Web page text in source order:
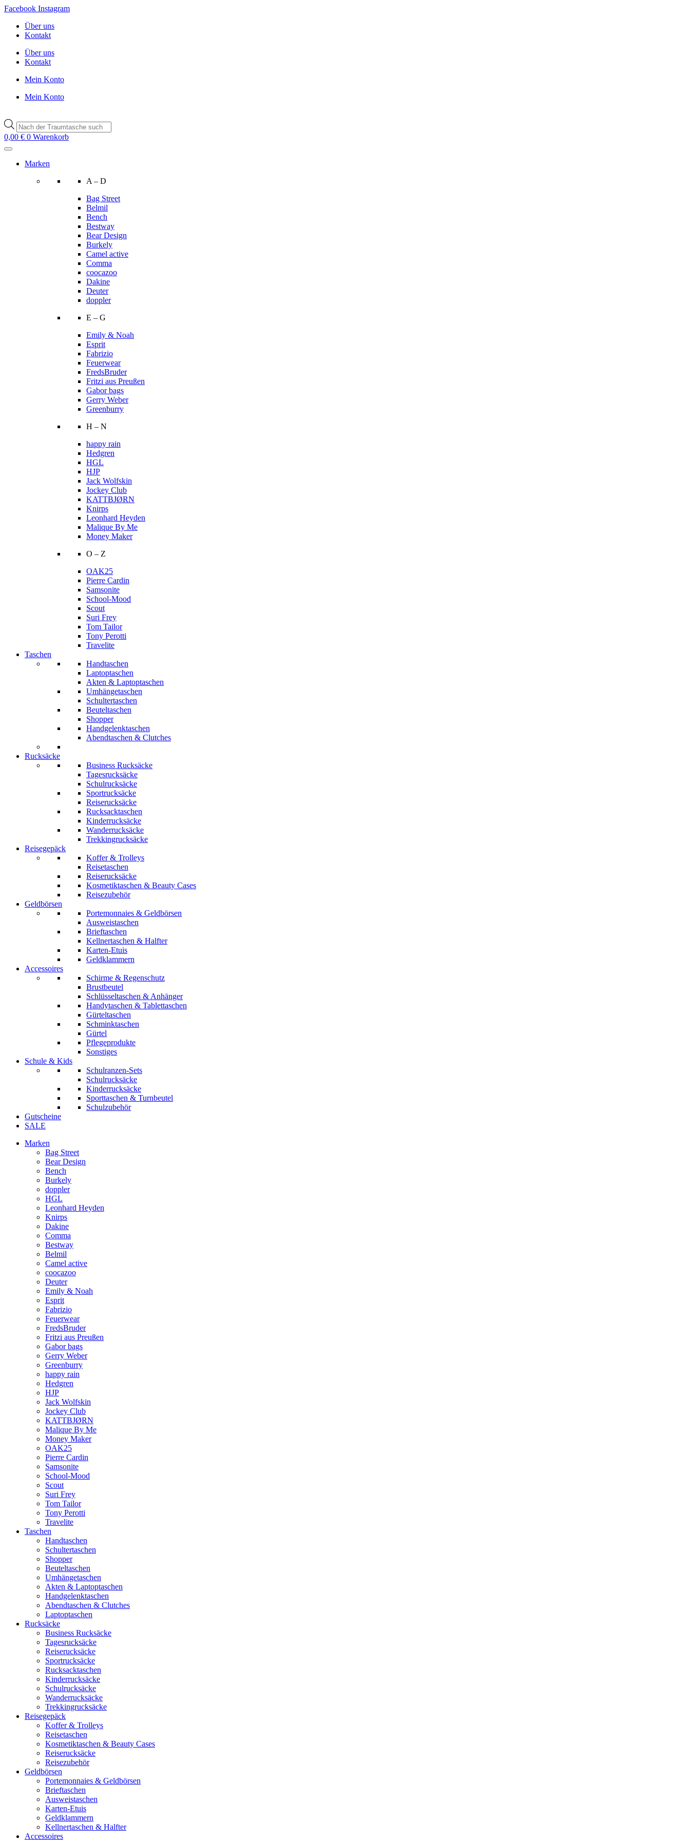
Zum
wechseln
Facebook Instagram
Über uns
Kontakt
Über uns
Kontakt
Mein Konto
Mein Konto
Products
search
0,00 € 0 Warenkorb
Marken
A – D
Bag Street
Belmil
Bench
Bestway
Bear Design
Burkely
Camel active
Comma
coocazoo
Dakine
Deuter
doppler
E – G
Emily & Noah
Esprit
Fabrizio
Feuerwear
FredsBruder
Fritzi aus Preußen
Gabor bags
Gerry Weber
Greenburry
H – N
happy rain
Hedgren
HGL
HJP
Jack Wolfskin
Jockey Club
KATTBJØRN
Knirps
Leonhard Heyden
Malique By Me
Money Maker
O – Z
OAK25
Pierre Cardin
Samsonite
School-Mood
Scout
Suri Frey
Tom Tailor
Tony Perotti
Travelite
Taschen
Handtaschen
Laptoptaschen
Akten & Laptoptaschen
Umhängetaschen
Schultertaschen
Beuteltaschen
Shopper
Handgelenktaschen
Abendtaschen & Clutches
Rucksäcke
Business Rucksäcke
Tagesrucksäcke
Schulrucksäcke
Sportrucksäcke
Reiserucksäcke
Rucksacktaschen
Kinderrucksäcke
Wanderrucksäcke
Trekkingrucksäcke
Reisegepäck
Koffer & Trolleys
Reisetaschen
Reiserucksäcke
Kosmetiktaschen & Beauty Cases
Reisezubehör
Geldbörsen
Portemonnaies & Geldbörsen
Ausweistaschen
Brieftaschen
Kellnertaschen & Halfter
Karten-Etuis
Geldklammern
Accessoires
Schirme & Regenschutz
Brustbeutel
Schlüsseltaschen & Anhänger
Handytaschen & Tablettaschen
Gürteltaschen
Schminktaschen
Gürtel
Pflegeprodukte
Sonstiges
Schule & Kids
Schulranzen-Sets
Schulrucksäcke
Kinderrucksäcke
Sporttaschen & Turnbeutel
Schulzubehör
Gutscheine
SALE
Marken
Bag Street
Bear Design
Bench
Burkely
doppler
HGL
Leonhard Heyden
Knirps
Dakine
Comma
Bestway
Belmil
Camel active
coocazoo
Deuter
Emily & Noah
Esprit
Fabrizio
Feuerwear
FredsBruder
Fritzi aus Preußen
Gabor bags
Gerry Weber
Greenburry
happy rain
Hedgren
HJP
Jack Wolfskin
Jockey Club
KATTBJØRN
Malique By Me
Money Maker
OAK25
Pierre Cardin
Samsonite
School-Mood
Scout
Suri Frey
Tom Tailor
Tony Perotti
Travelite
Taschen
Handtaschen
Schultertaschen
Shopper
Beuteltaschen
Umhängetaschen
Akten & Laptoptaschen
Handgelenktaschen
Abendtaschen & Clutches
Laptoptaschen
Rucksäcke
Business Rucksäcke
Tagesrucksäcke
Reiserucksäcke
Sportrucksäcke
Rucksacktaschen
Kinderrucksäcke
Schulrucksäcke
Wanderrucksäcke
Trekkingrucksäcke
Reisegepäck
Koffer & Trolleys
Reisetaschen
Kosmetiktaschen & Beauty Cases
Reiserucksäcke
Reisezubehör
Geldbörsen
Portemonnaies & Geldbörsen
Brieftaschen
Ausweistaschen
Karten-Etuis
Geldklammern
Kellnertaschen & Halfter
Accessoires